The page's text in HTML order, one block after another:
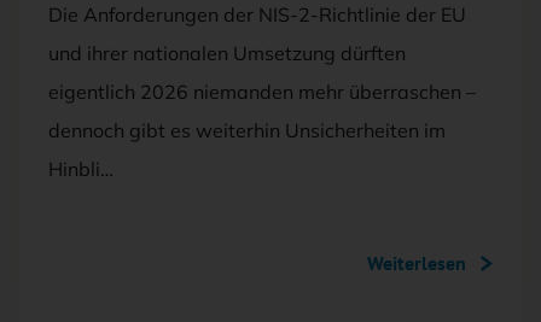
Die Anforderungen der NIS-2-Richtlinie der EU
und ihrer nationalen Umsetzung dürften
eigentlich 2026 niemanden mehr überraschen –
dennoch gibt es weiterhin Unsicherheiten im
Hinbli…
Weiterlesen